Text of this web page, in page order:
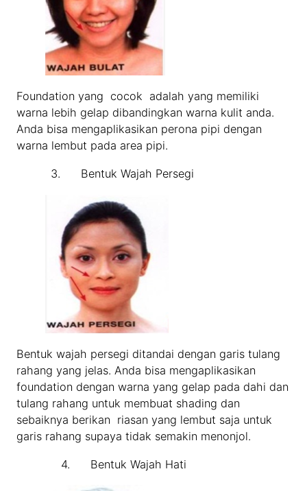
Foundation yang cocok adalah yang memiliki
warna lebih gelap dibandingkan warna kulit anda.
Anda bisa mengaplikasikan perona pipi dengan
warna lembut pada area pipi.
3. Bentuk Wajah Persegi
Bentuk wajah persegi ditandai dengan garis tulang
rahang yang jelas. Anda bisa mengaplikasikan
foundation dengan warna yang gelap pada dahi dan
tulang rahang untuk membuat shading dan
sebaiknya berikan riasan yang lembut saja untuk
garis rahang supaya tidak semakin menonjol.
4. Bentuk Wajah Hati